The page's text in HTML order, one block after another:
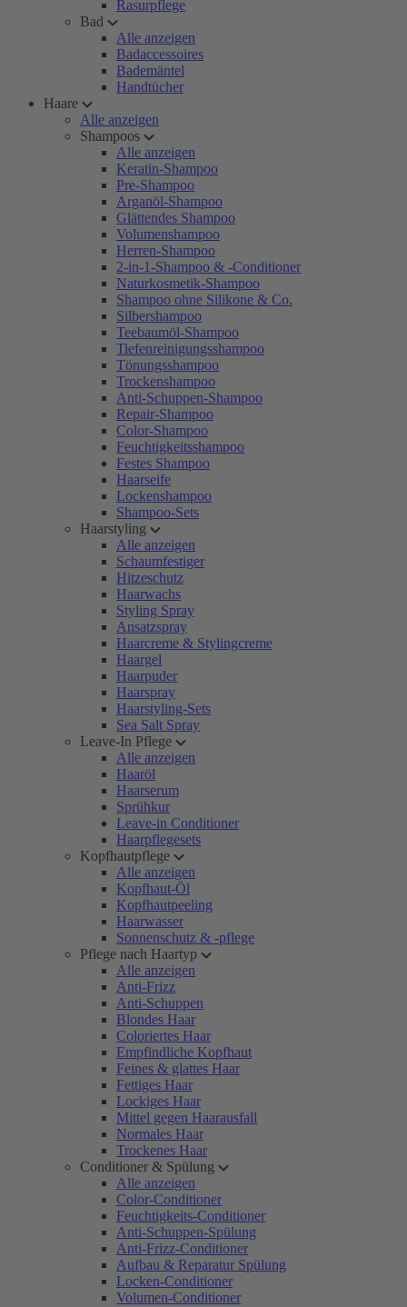
Rasurpflege
Bad
Alle anzeigen
Badaccessoires
Bademäntel
Handtücher
Haare
Alle anzeigen
Shampoos
Alle anzeigen
Keratin-Shampoo
Pre-Shampoo
Arganöl-Shampoo
Glättendes Shampoo
Volumenshampoo
Herren-Shampoo
2-in-1-Shampoo & -Conditioner
Naturkosmetik-Shampoo
Shampoo ohne Silikone & Co.
Silbershampoo
Teebaumöl-Shampoo
Tiefenreinigungsshampoo
Tönungsshampoo
Trockenshampoo
Anti-Schuppen-Shampoo
Repair-Shampoo
Color-Shampoo
Feuchtigkeitsshampoo
Festes Shampoo
Haarseife
Lockenshampoo
Shampoo-Sets
Haarstyling
Alle anzeigen
Schaumfestiger
Hitzeschutz
Haarwachs
Styling Spray
Ansatzspray
Haarcreme & Stylingcreme
Haargel
Haarpuder
Haarspray
Haarstyling-Sets
Sea Salt Spray
Leave-In Pflege
Alle anzeigen
Haaröl
Haarserum
Sprühkur
Leave-in Conditioner
Haarpflegesets
Kopfhautpflege
Alle anzeigen
Kopfhaut-Öl
Kopfhautpeeling
Haarwasser
Sonnenschutz & -pflege
Pflege nach Haartyp
Alle anzeigen
Anti-Frizz
Anti-Schuppen
Blondes Haar
Coloriertes Haar
Empfindliche Kopfhaut
Feines & glattes Haar
Fettiges Haar
Lockiges Haar
Mittel gegen Haarausfall
Normales Haar
Trockenes Haar
Conditioner & Spülung
Alle anzeigen
Color-Conditioner
Feuchtigkeits-Conditioner
Anti-Schuppen-Spülung
Anti-Frizz-Conditioner
Aufbau & Reparatur Spülung
Locken-Conditioner
Volumen-Conditioner